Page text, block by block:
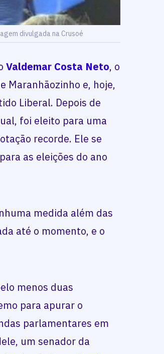
divulgada na Crusoé
Valdemar Costa Neto, o
Maranhãozinho e, hoje,
Liberal. Depois de
foi eleito para uma
recorde. Ele se
as eleições do ano
medida além das
até o momento, e o
menos duas
para apurar o
parlamentares em
um senador da